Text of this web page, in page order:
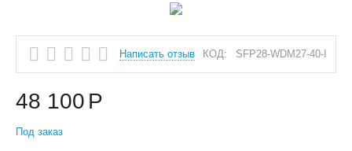
Написать отзыв КОД: SFP28-WDM27-40-I
48 100 Р
Под заказ